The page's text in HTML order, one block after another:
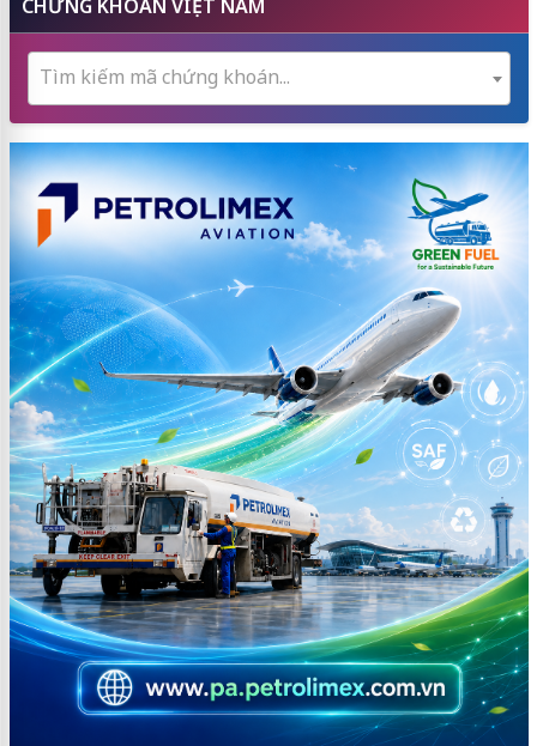
CHỨNG KHOÁN VIỆT NAM
Tìm kiếm mã chứng khoán...